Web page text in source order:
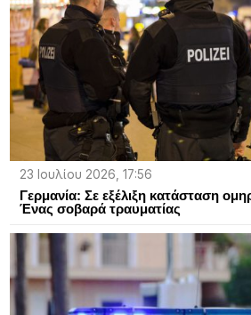
23 Ιουλίου 2026, 17:56
Γερμανία: Σε εξέλιξη κατάσταση
Ένας σοβαρά τραυματίας